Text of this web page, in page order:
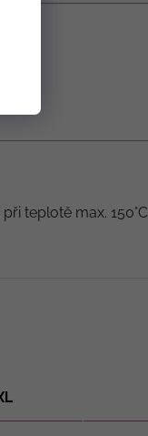
teplotě max. 150°C